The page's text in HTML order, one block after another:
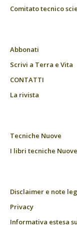
Comitato tecnico
Abbonati
Scrivi a Terra e Vita
CONTATTI
La rivista
Tecniche Nuove
I libri tecniche Nuove
Disclaimer e note
Privacy
Informativa estesa